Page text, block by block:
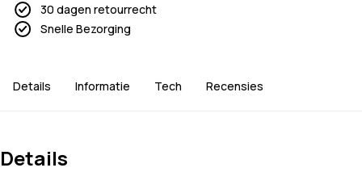
30 dagen retourrecht
Snelle Bezorging
Details Informatie Tech Recensies
Details